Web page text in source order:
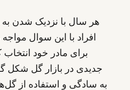
هر سال با نزدیک شدن به
افراد با این سوال
برای مادر خود انتخاب
جدیدی در بازار گل شکل
به سادگی و استفاده از